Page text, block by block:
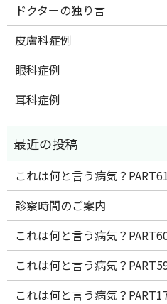
ドクターの独り言
皮膚科症例
眼科症例
耳科症例
これは何と言う病気？PART61
診察時間のご案内
これは何と言う病気？
これは何と言う病気？
これは何と言う病気？